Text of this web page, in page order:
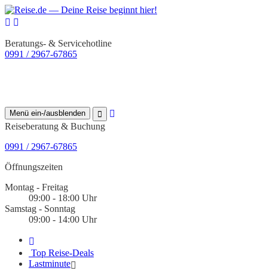
Beratungs- & Servicehotline
0991 / 2967-67865
Menü ein-/ausblenden
Reiseberatung & Buchung
0991 / 2967-67865
Öffnungszeiten
Montag - Freitag
09:00 - 18:00 Uhr
Samstag - Sonntag
09:00 - 14:00 Uhr
Top Reise-Deals
Lastminute